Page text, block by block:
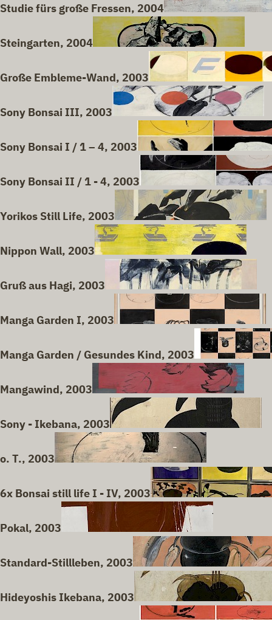
Studie fürs große Fressen, 2004
Steingarten, 2004
Große Embleme-Wand, 2003
Sony Bonsai III, 2003
Sony Bonsai I / 1 – 4, 2003
Sony Bonsai II / 1 - 4, 2003
Yorikos Still Life, 2003
Nippon Wall, 2003
Gruß aus Hagi, 2003
Manga Garden I, 2003
Manga Garden / Gesundes Kind, 2003
Mangawind, 2003
Sony - Ikebana, 2003
o. T., 2003
6x Bonsai still life I - IV, 2003
Pokal, 2003
Standard-Stillleben, 2003
Hideyoshis Ikebana, 2003